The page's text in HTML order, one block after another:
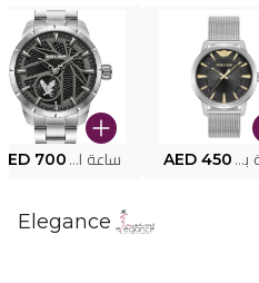
ساعة بوليس للرجال PEWJG0005002 AED 450 ساعة البوليس PEWJG2227302 700
Elegance